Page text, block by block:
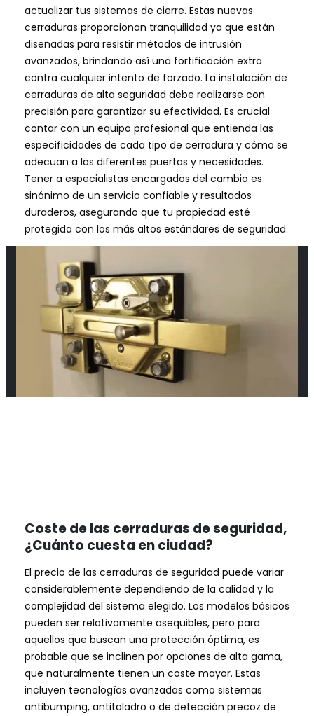
actualizar tus sistemas de cierre. Estas nuevas
cerraduras proporcionan tranquilidad ya que están
diseñadas para resistir métodos de intrusión
avanzados, brindando así una fortificación extra
contra cualquier intento de forzado. La instalación de
cerraduras de alta seguridad debe realizarse con
precisión para garantizar su efectividad. Es crucial
contar con un equipo profesional que entienda las
especificidades de cada tipo de cerradura y cómo se
adecuan a las diferentes puertas y necesidades.
Tener a especialistas encargados del cambio es
sinónimo de un servicio confiable y resultados
duraderos, asegurando que tu propiedad esté
protegida con los más altos estándares de seguridad.
Coste de las cerraduras de seguridad,
¿Cuánto cuesta en ciudad?
El precio de las cerraduras de seguridad puede variar
considerablemente dependiendo de la calidad y la
complejidad del sistema elegido. Los modelos básicos
pueden ser relativamente asequibles, pero para
aquellos que buscan una protección óptima, es
probable que se inclinen por opciones de alta gama,
que naturalmente tienen un coste mayor. Estas
incluyen tecnologías avanzadas como sistemas
antibumping, antitaladro o de detección precoz de